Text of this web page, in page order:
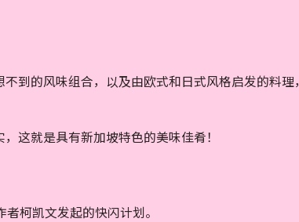
到的风味组合，以及由欧式和日式风格启发的料理，
这就是具有新加坡特色的美味佳肴！
柯凯文发起的快闪计划。